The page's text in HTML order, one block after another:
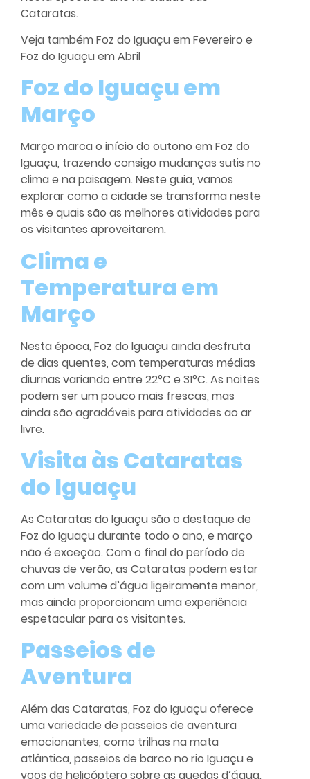
Cataratas.
Veja tambémFoz do Iguaçu em Fevereiro e
Foz do Iguaçu em Abril
Foz do Iguaçu em
Março
Março marca o início do outono em Foz do
Iguaçu, trazendo consigo mudanças sutis no
clima e na paisagem. Neste guia, vamos
explorar como a cidade se transforma neste
mês e quais são as melhores atividades para
os visitantes aproveitarem.
Clima e
Temperatura em
Março
Nesta época, Foz do Iguaçu ainda desfruta
de dias quentes, com temperaturas médias
diurnas variando entre 22°C e 31°C. As noites
podem ser um pouco mais frescas, mas
ainda são agradáveis para atividades ao ar
livre.
Visita às Cataratas
do Iguaçu
As Cataratas do Iguaçu são o destaque de
Foz do Iguaçu durante todo o ano, e março
não é exceção. Com o final do período de
chuvas de verão, as Cataratas podem estar
com um volume d’água ligeiramente menor,
mas ainda proporcionam uma experiência
espetacular para os visitantes.
Passeios de
Aventura
Além das Cataratas, Foz do Iguaçu oferece
uma variedade de passeios de aventura
emocionantes, como trilhas na mata
atlântica, passeios de barco no rio Iguaçu e
voos de helicóptero sobre as quedas d’água.